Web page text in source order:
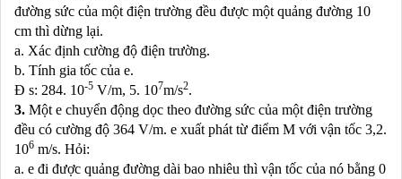
đường sức của một điện trường đều được một quảng đường 10
cm thì dừng lại.
a. Xác định cường độ điện trường.
b. Tính gia tốc của e.
Đ s: 284. 10-5 V/m, 5. 107m/s2.
3. Một e chuyển động dọc theo đường sức của một điện trường
đều có cường độ 364 V/m. e xuất phát từ điểm M với vận tốc 3,2.
106 m/s. Hỏi:
a. e đi được quảng đường dài bao nhiêu thì vận tốc của nó bằng 0